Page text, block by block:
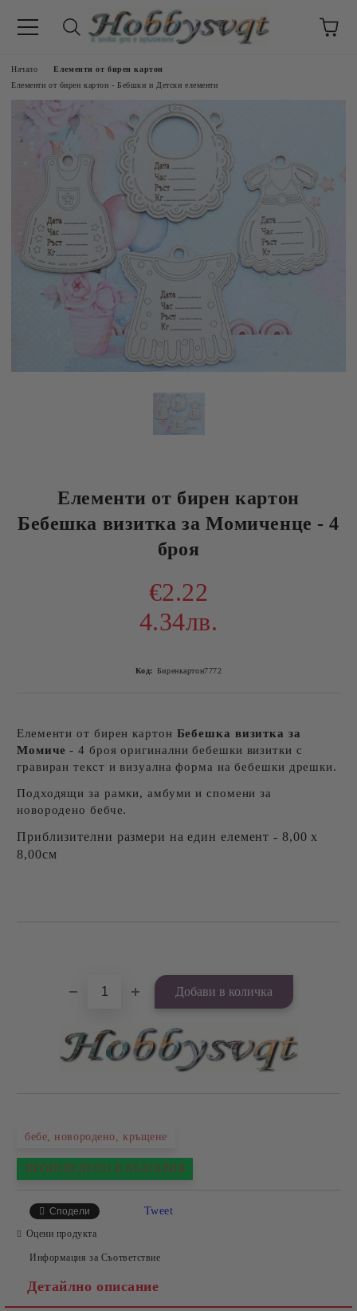
Начало
Елементи от бирен картон
Елементи от бирен картон - Бебшки и Детски елементи
Eлементи от бирен картон
Бебешка визитка за Момиченце - 4
броя
€2.22
4.34лв.
Код: Биренкартон7772
Eлементи от бирен картон Бебешка визитка за
Момиче - 4 броя оригинални бебешки визитки с
гравиран текст и визуална форма на бебешки дрешки.
Подходящи за рамки, амбуми и спомени за
новородено бебче.
Приблизителни размери на един елемент - 8,00 х
8,00см
бебе, новородено, кръщене
ПРОИЗВЕДЕНО В БЪЛГАРИЯ
Сподели Tweet
Оцени продукта
Информация за Съответствие
Детайлно описание